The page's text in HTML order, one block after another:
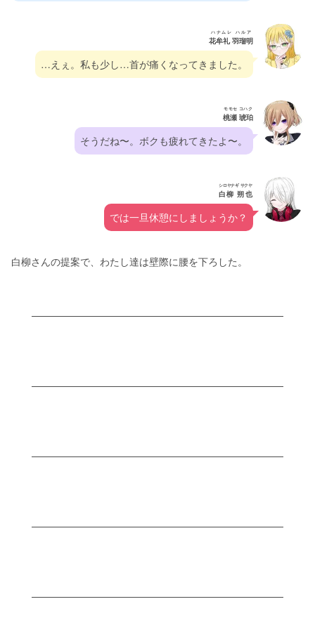
花牟礼 羽瑠明
ハナムレ ハルア
…えぇ。私も少し…首が痛くなってきました。
桃瀬 琥珀
モモセ コハク
そうだね〜。ボクも疲れてきたよ〜。
白柳 朔也
シロヤナギ サクヤ
では一旦休憩にしましょうか？
白柳さんの提案で、わたし達は壁際に腰を下ろした。